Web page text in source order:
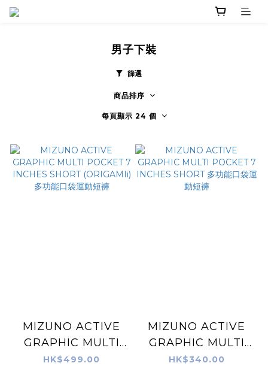
男子下裝
篩選
商品排序
每頁顯示 24 個
MIZUNO ACTIVE
GRAPHIC MULTI
POCKET 7 INCHES
HK$499.00
MIZUNO ACTIVE
GRAPHIC MULTI
POCKET 7 INCHES
HK$340.00